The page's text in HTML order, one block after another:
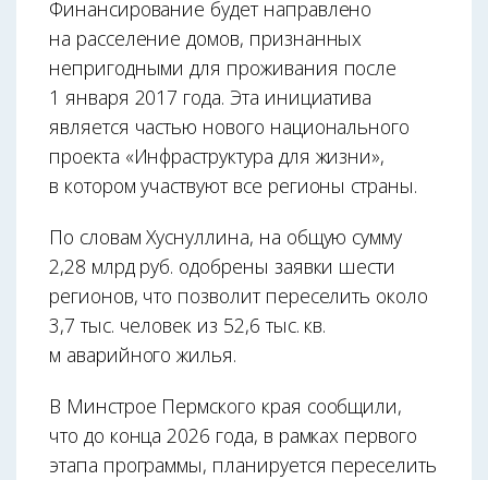
Финансирование будет направлено
на расселение домов, признанных
непригодными для проживания после
1 января 2017 года. Эта инициатива
является частью нового национального
проекта «Инфраструктура для жизни»,
в котором участвуют все регионы страны.
По словам Хуснуллина, на общую сумму
2,28 млрд руб. одобрены заявки шести
регионов, что позволит переселить около
3,7 тыс. человек из 52,6 тыс. кв.
м аварийного жилья.
В Минстрое Пермского края сообщили,
что до конца 2026 года, в рамках первого
этапа программы, планируется переселить